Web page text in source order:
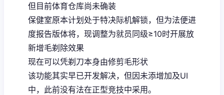
但目前体育仓库尚未确装
保健室原本计划处于特决际机解锁，但为法便进
度报告版体将，现调整为就员同级≥10时开展放
新增毛剃除效果
现在可以凭剃刀本身由修剪毛形状
该功能其实早已开发解决，但因未添增加及UI
中，此前没有法在正型竞技中采用。